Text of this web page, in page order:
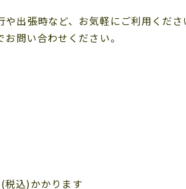
出張時など、お気軽にご利用くだ
問い合わせください。
込)かかります